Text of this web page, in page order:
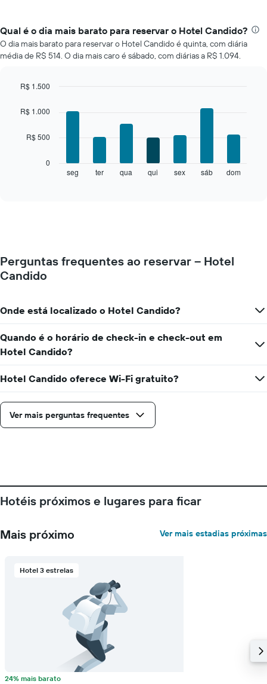
Qual é o dia mais barato para reservar o Hotel Candido?
O dia mais barato para reservar o Hotel Candido é quinta, com diária
média de R$ 514. O dia mais caro é sábado, com diárias a R$ 1.094.
chart
with
bars.
um
quarto
dia
O
gráfico
tem
1
X
exibindo
dias
1
eixo
o
de
graphic.
seg ter qua qui sex sáb dom
0
R$ 500
R$ 1.000
R$ 1.500
Perguntas frequentes ao reservar – Hotel
Candido
Onde está localizado o Hotel Candido?
Quando é o horário de check-in e check-out em
Hotel Candido?
Hotel Candido oferece Wi-Fi gratuito?
Ver mais perguntas frequentes
Hotéis próximos e lugares para ficar
Mais próximo Ver mais estadias próximas
Hotel 3 estrelas
24% mais barato